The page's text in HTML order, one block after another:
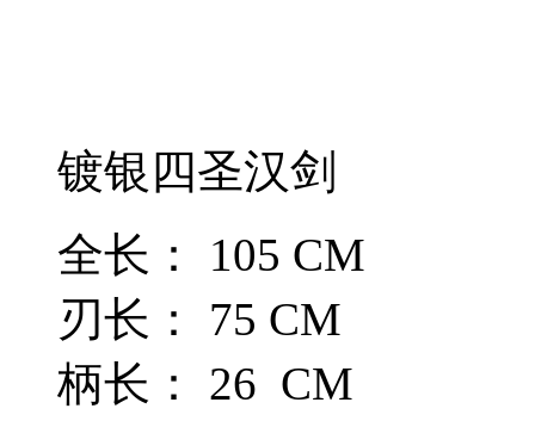
镀银四圣汉剑
全长： 105 CM
刃长： 75 CM
柄长： 26 CM